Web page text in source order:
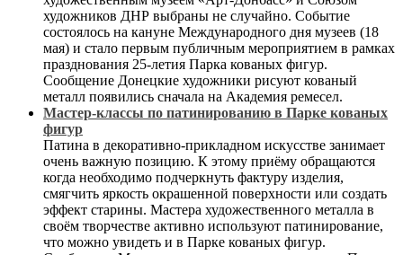
художников ДНР выбраны не случайно. Событие
состоялось на кануне Международного дня музеев (18
мая) и стало первым публичным мероприятием в рамках
празднования 25-летия Парка кованых фигур.
Сообщение Донецкие художники рисуют кованый
металл появились сначала на Академия ремесел.
Мастер-классы по патинированию в Парке кованых
фигур
Патина в декоративно-прикладном искусстве занимает
очень важную позицию. К этому приёму обращаются
когда необходимо подчеркнуть фактуру изделия,
смягчить яркость окрашенной поверхности или создать
эффект старины. Мастера художественного металла в
своём творчестве активно используют патинирование,
что можно увидеть и в Парке кованых фигур.